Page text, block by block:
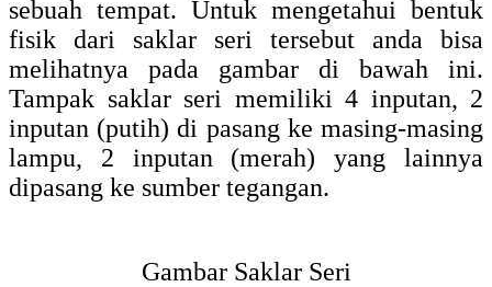
sebuah tempat. Untuk mengetahui bentuk
fisik dari saklar seri tersebut anda bisa
melihatnya pada gambar di bawah ini.
Tampak saklar seri memiliki 4 inputan, 2
inputan (putih) di pasang ke masing-masing
lampu, 2 inputan (merah) yang lainnya
dipasang ke sumber tegangan.
Gambar Saklar Seri